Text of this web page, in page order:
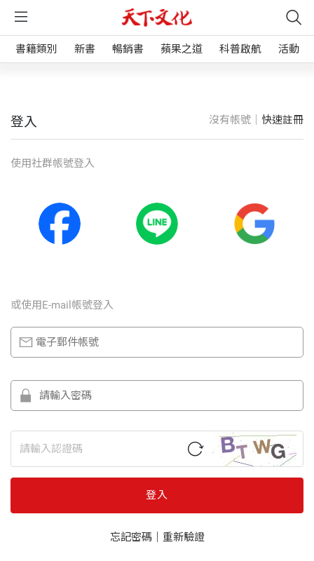
書籍類別 新書 暢銷書 蘋果之道 科普啟航 活動
登入 沒有帳號｜ 快速註冊
使⽤社群帳號登入
或使⽤E-mail帳號登入
登入
忘記密碼｜ 重新驗證